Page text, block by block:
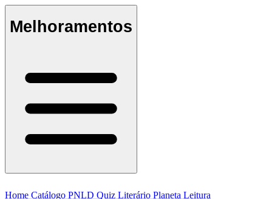
Melhoramentos
Home Catálogo PNLD Quiz Literário Planeta Leitura